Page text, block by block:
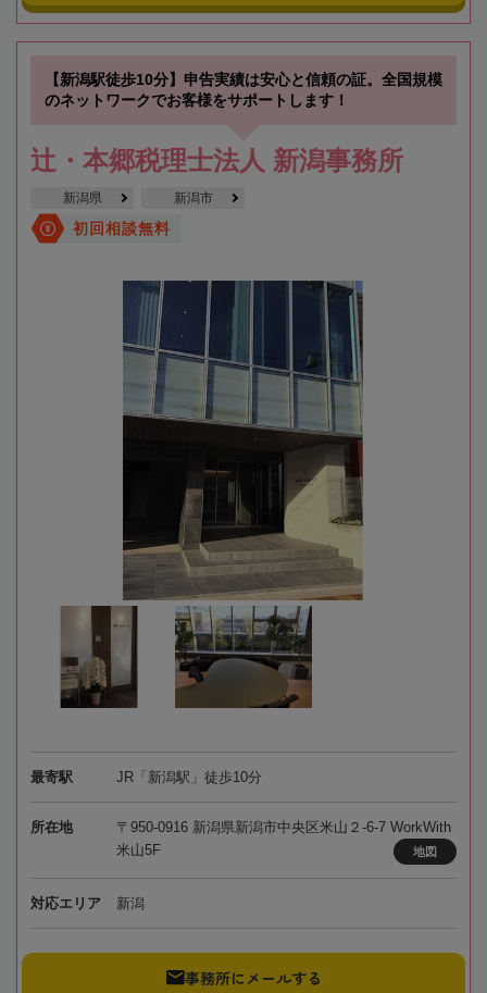
【新潟駅徒歩10分】申告実績は安心と信頼の証。全国規模
のネットワークでお客様をサポートします！
辻・本郷税理士法人 新潟事務所
新潟県 新潟市
初回相談無料
最寄駅 JR「新潟駅」徒歩10分
所在地
〒950-0916 新潟県新潟市中央区米山２-6-7 WorkWith
米山5F
地図
対応エリア 新潟
事務所にメールする